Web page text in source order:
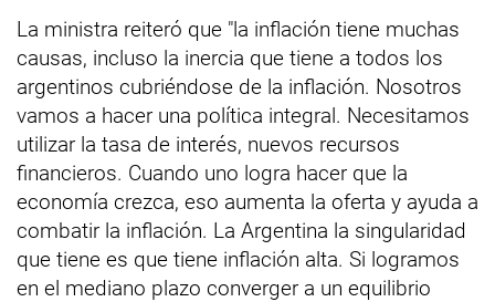
La ministra reiteró que "la inflación tiene muchas
causas, incluso la inercia que tiene a todos los
argentinos cubriéndose de la inflación. Nosotros
vamos a hacer una política integral. Necesitamos
utilizar la tasa de interés, nuevos recursos
financieros. Cuando uno logra hacer que la
economía crezca, eso aumenta la oferta y ayuda a
combatir la inflación. La Argentina la singularidad
que tiene es que tiene inflación alta. Si logramos
en el mediano plazo converger a un equilibrio